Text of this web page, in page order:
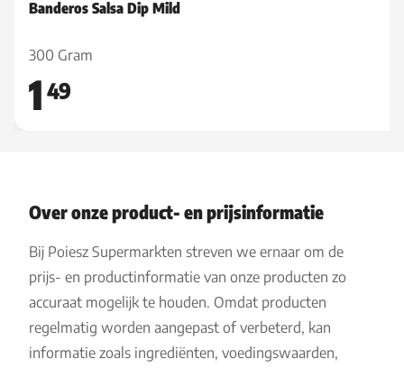
Banderos Salsa Dip Mild
300 Gram
1 49
Over onze product- en prijsinformatie
Bij Poiesz Supermarkten streven we ernaar om de
prijs- en productinformatie van onze producten zo
accuraat mogelijk te houden. Omdat producten
regelmatig worden aangepast of verbeterd, kan
informatie zoals ingrediënten, voedingswaarden,